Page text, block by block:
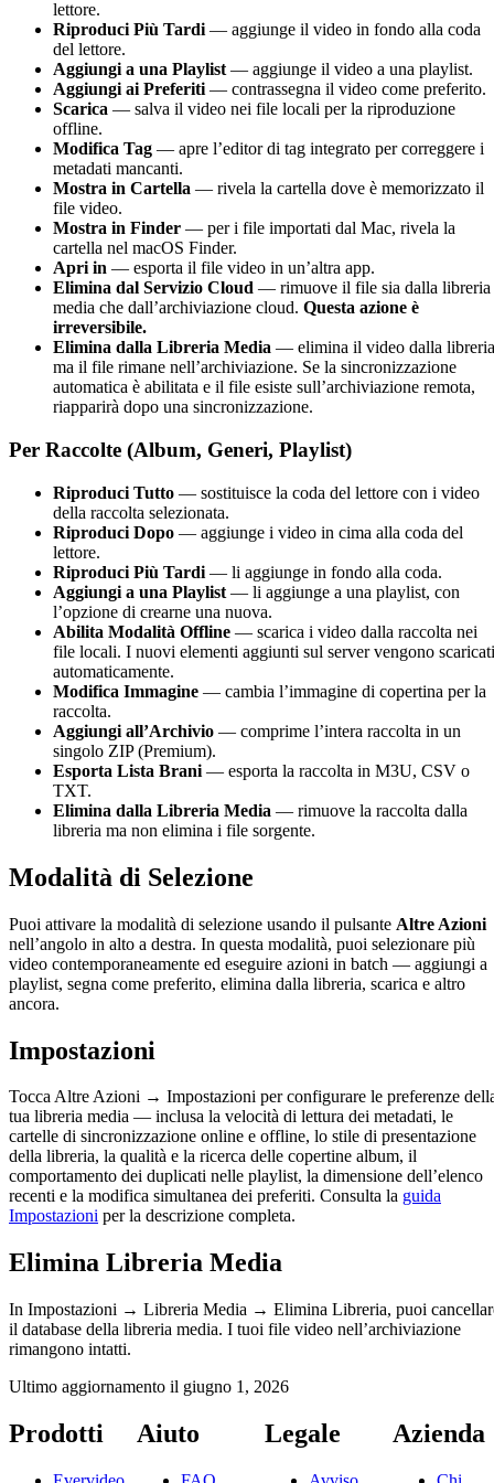
lettore.
Riproduci Più Tardi — aggiunge il video in fondo alla coda
del lettore.
Aggiungi a una Playlist — aggiunge il video a una playlist.
Aggiungi ai Preferiti — contrassegna il video come preferito.
Scarica — salva il video nei file locali per la riproduzione
offline.
Modifica Tag — apre l’editor di tag integrato per correggere i
metadati mancanti.
Mostra in Cartella — rivela la cartella dove è memorizzato il
file video.
Mostra in Finder — per i file importati dal Mac, rivela la
cartella nel macOS Finder.
Apri in — esporta il file video in un’altra app.
Elimina dal Servizio Cloud — rimuove il file sia dalla libreria
media che dall’archiviazione cloud. Questa azione è
irreversibile.
Elimina dalla Libreria Media — elimina il video dalla
ma il file rimane nell’archiviazione. Se la sincronizzazione
automatica è abilitata e il file esiste sull’archiviazione remota,
riapparirà dopo una sincronizzazione.
Per Raccolte (Album, Generi, Playlist)
Riproduci Tutto — sostituisce la coda del lettore con i video
della raccolta selezionata.
Riproduci Dopo — aggiunge i video in cima alla coda del
lettore.
Riproduci Più Tardi — li aggiunge in fondo alla coda.
Aggiungi a una Playlist — li aggiunge a una playlist, con
l’opzione di crearne una nuova.
Abilita Modalità Offline — scarica i video dalla raccolta nei
file locali. I nuovi elementi aggiunti sul server vengono scaricati
automaticamente.
Modifica Immagine — cambia l’immagine di copertina per la
raccolta.
Aggiungi all’Archivio — comprime l’intera raccolta in un
singolo ZIP (Premium).
Esporta Lista Brani — esporta la raccolta in M3U, CSV o
TXT.
Elimina dalla Libreria Media — rimuove la raccolta dalla
libreria ma non elimina i file sorgente.
Modalità di Selezione
Puoi attivare la modalità di selezione usando il pulsante Altre Azioni
nell’angolo in alto a destra. In questa modalità, puoi selezionare più
video contemporaneamente ed eseguire azioni in batch — aggiungi a
playlist, segna come preferito, elimina dalla libreria, scarica e altro
ancora.
Impostazioni
Tocca Altre Azioni → Impostazioni per configurare le preferenze
tua libreria media — inclusa la velocità di lettura dei metadati, le
cartelle di sincronizzazione online e offline, lo stile di presentazione
della libreria, la qualità e la ricerca delle copertine album, il
comportamento dei duplicati nelle playlist, la dimensione dell’elenco
recenti e la modifica simultanea dei preferiti. Consulta la guida
Impostazioni per la descrizione completa.
Elimina Libreria Media
In Impostazioni → Libreria Media → Elimina Libreria, puoi
il database della libreria media. I tuoi file video nell’archiviazione
rimangono intatti.
Ultimo aggiornamento il giugno 1, 2026
Prodotti Aiuto Legale Azienda